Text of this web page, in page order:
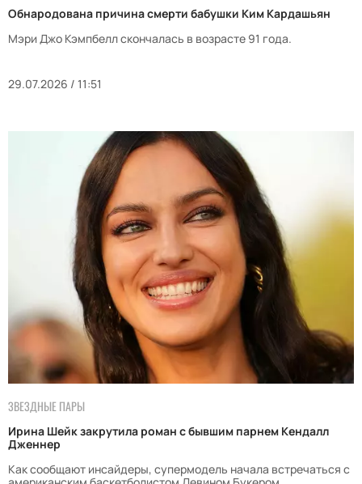
Обнародована причина смерти бабушки Ким Кардашьян
Мэри Джо Кэмпбелл скончалась в возрасте 91 года.
29.07.2026 / 11:51
ЗВЕЗДНЫЕ ПАРЫ
Ирина Шейк закрутила роман с бывшим парнем Кендалл
Дженнер
Как сообщают инсайдеры, супермодель начала встречаться с